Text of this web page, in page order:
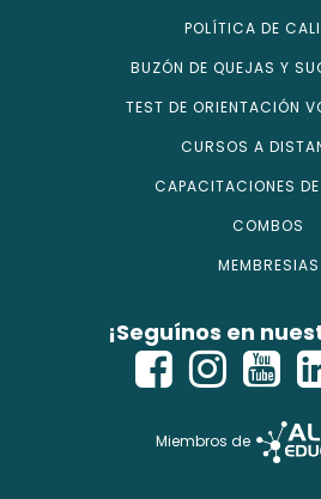
POLÍTICA DE
BUZÓN DE QUEJAS Y
TEST DE ORIENTACIÓN
CURSOS A
CAPACITACIONES
COMBOS
MEMBRESIAS
¡Seguínos en
Miembros de